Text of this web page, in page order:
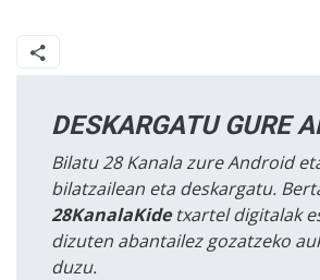
DESKARGATU GURE
Bilatu 28 Kanala zure Android
bilatzailean eta deskargatu.
28KanalaKidetxartel digitalak
dizuten abantailez gozatzeko
duzu.